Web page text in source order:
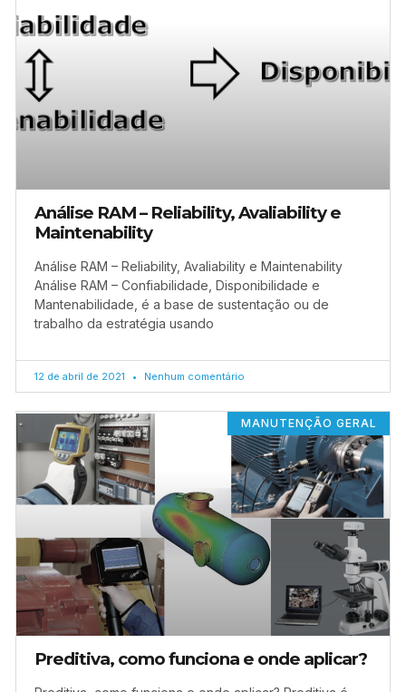
Análise RAM – Reliability, Avaliability e
Maintenability
Análise RAM – Reliability, Avaliability e Maintenability
Análise RAM – Confiabilidade, Disponibilidade e
Mantenabilidade, é a base de sustentação ou de
trabalho da estratégia usando
12 de abril de 2021 Nenhum comentário
MANUTENÇÃO GERAL
Preditiva, como funciona e onde aplicar?